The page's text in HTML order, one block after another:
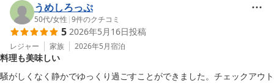
た女性スタッフに感動です。何度でも伺いたい宿と妻とは同じ思いで
す。また、那智山はじめ熊野に伺う時にはお世話になりたいと思いま
す。ほんとうにありがとうございました。
客室にご用意させて頂きましたブーケが奥様にも喜んでいただけた
とのことで、特別な日を彩るおもてなしができたことはスタッフに
とっても光栄でございます。
うめしろっぷ
50代/女性 |9件のクチコミ
5 2026年5月16日投稿
レジャー 家族 2026年5月宿泊
料理も美味しい
騒がしくなく静かでゆっくり過ごすことができました。チェックアウト